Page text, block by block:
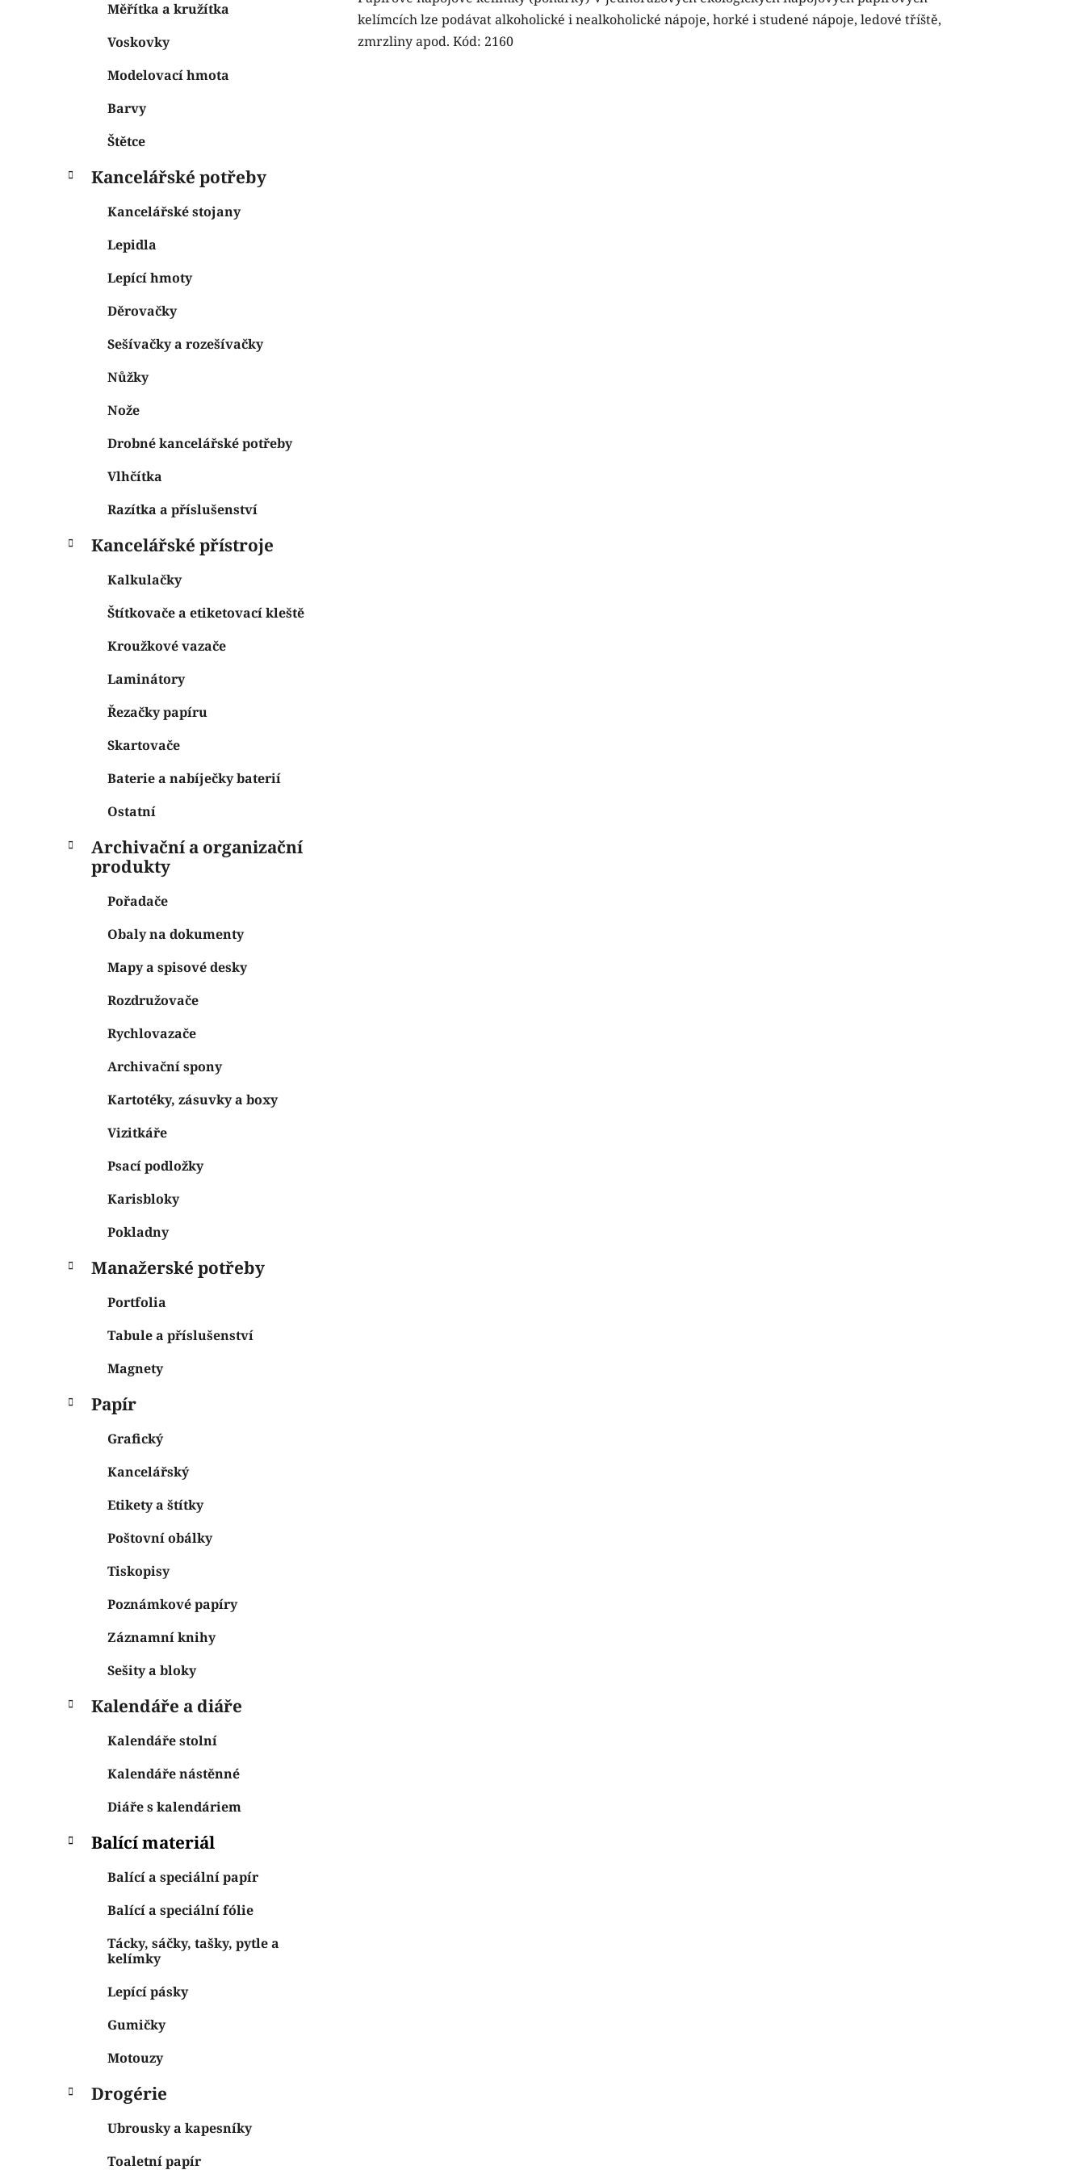
Měřítka a kružítka
Voskovky
Modelovací hmota
Barvy
Štětce
Kancelářské potřeby
Kancelářské stojany
Lepidla
Lepící hmoty
Děrovačky
Sešívačky a rozešívačky
Nůžky
Nože
Drobné kancelářské potřeby
Vlhčítka
Razítka a příslušenství
Kancelářské přístroje
Kalkulačky
Štítkovače a etiketovací kleště
Kroužkové vazače
Laminátory
Řezačky papíru
Skartovače
Baterie a nabíječky baterií
Ostatní
Archivační a organizační
produkty
Pořadače
Obaly na dokumenty
Mapy a spisové desky
Rozdružovače
Rychlovazače
Archivační spony
Kartotéky, zásuvky a boxy
Vizitkáře
Psací podložky
Karisbloky
Pokladny
Manažerské potřeby
Portfolia
Tabule a příslušenství
Magnety
Papír
Grafický
Kancelářský
Etikety a štítky
Poštovní obálky
Tiskopisy
Poznámkové papíry
Záznamní knihy
Sešity a bloky
Kalendáře a diáře
Kalendáře stolní
Kalendáře nástěnné
Diáře s kalendáriem
Balící materiál
Balící a speciální papír
Balící a speciální fólie
Tácky, sáčky, tašky, pytle a
kelímky
Lepící pásky
Gumičky
Motouzy
Drogérie
Ubrousky a kapesníky
Toaletní papír
kelímcích lze podávat alkoholické i nealkoholické nápoje, horké i studené nápoje, ledové tříště,
zmrzliny apod. Kód: 2160